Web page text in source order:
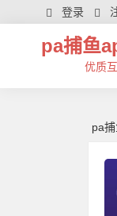
360压缩 | 芊芊精典-pa
登录
pa捕鱼
优质
pa